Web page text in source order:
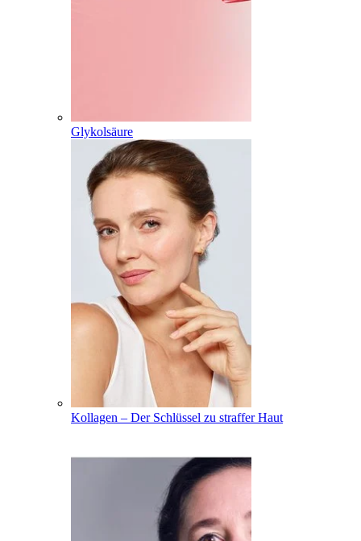
Glykolsäure
Kollagen – Der Schlüssel zu straffer Haut